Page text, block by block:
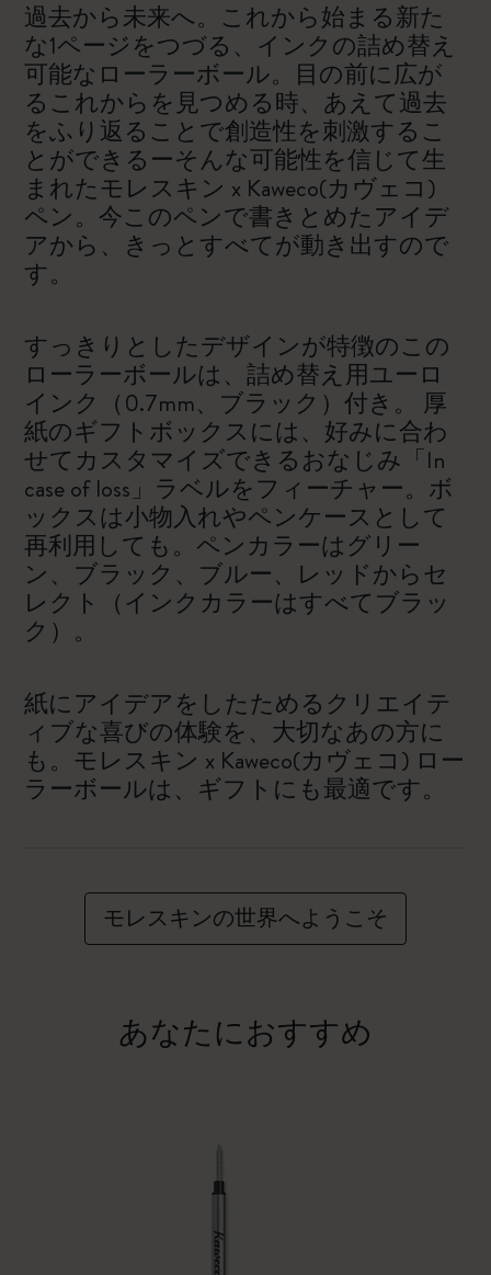
過去から未来へ。これから始まる新た
な1ページをつづる、インクの詰め替え
可能なローラーボール。目の前に広が
るこれからを見つめる時、あえて過去
をふり返ることで創造性を刺激するこ
とができるーそんな可能性を信じて生
まれたモレスキン x Kaweco(カヴェコ)
ペン。今このペンで書きとめたアイデ
アから、きっとすべてが動き出すので
す。
すっきりとしたデザインが特徴のこの
ローラーボールは、詰め替え用ユーロ
インク（0.7mm、ブラック）付き。 厚
紙のギフトボックスには、好みに合わ
せてカスタマイズできるおなじみ「In
case of loss」ラベルをフィーチャー。ボ
ックスは小物入れやペンケースとして
再利用しても。ペンカラーはグリー
ン、ブラック、ブルー、レッドからセ
レクト（インクカラーはすべてブラッ
ク）。
紙にアイデアをしたためるクリエイテ
ィブな喜びの体験を、大切なあの方に
も。モレスキン x Kaweco(カヴェコ) ロー
ラーボールは、ギフトにも最適です。
モレスキンの世界へようこそ
あなたにおすすめ